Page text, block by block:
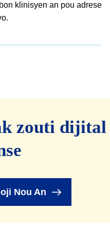
klinisyen an pou adrese
zouti dijital
Nou An